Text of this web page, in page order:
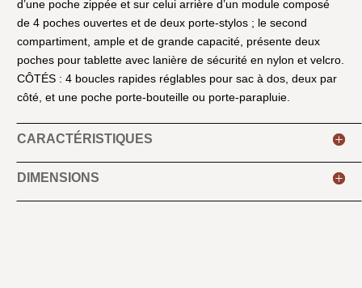
d’une poche zippée et sur celui arrière d’un module composé
de 4 poches ouvertes et de deux porte-stylos ; le second
compartiment, ample et de grande capacité, présente deux
poches pour tablette avec lanière de sécurité en nylon et velcro.
CÔTÉS : 4 boucles rapides réglables pour sac à dos, deux par
côté, et une poche porte-bouteille ou porte-parapluie.
CARACTÉRISTIQUES
DIMENSIONS